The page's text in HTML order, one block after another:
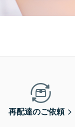
再配達のご依頼